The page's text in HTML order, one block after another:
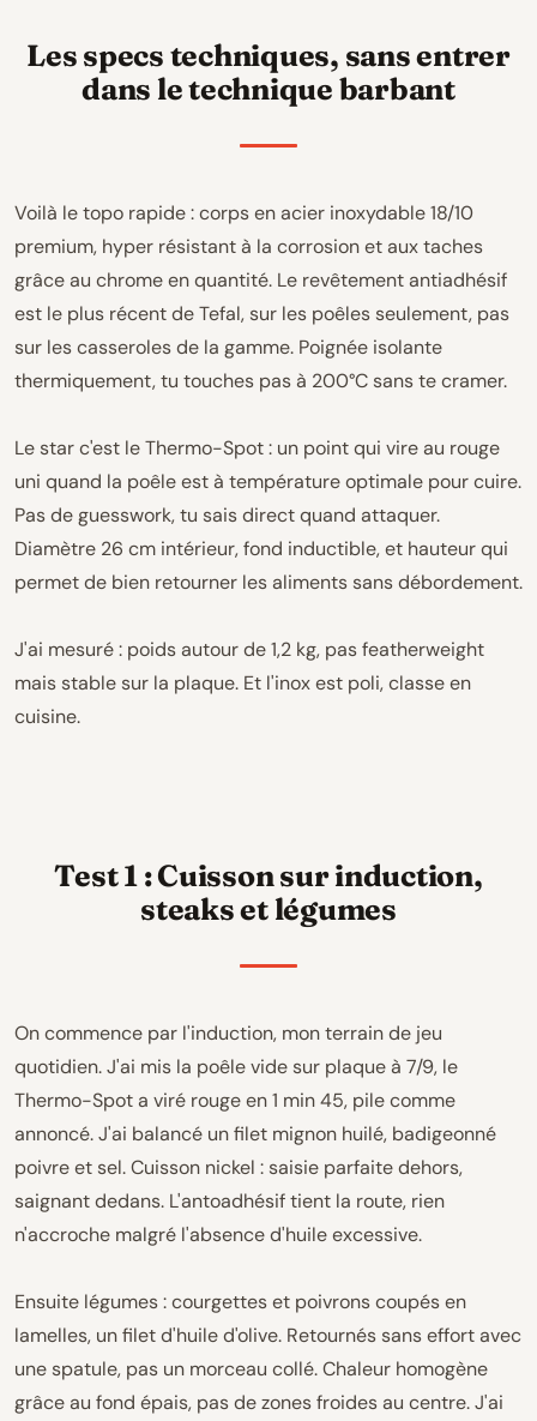
Les specs techniques, sans entrer
dans le technique barbant
Voilà le topo rapide : corps en acier inoxydable 18/10
premium, hyper résistant à la corrosion et aux taches
grâce au chrome en quantité. Le revêtement antiadhésif
est le plus récent de Tefal, sur les poêles seulement, pas
sur les casseroles de la gamme. Poignée isolante
thermiquement, tu touches pas à 200°C sans te cramer.
Le star c'est le Thermo-Spot : un point qui vire au rouge
uni quand la poêle est à température optimale pour cuire.
Pas de guesswork, tu sais direct quand attaquer.
Diamètre 26 cm intérieur, fond inductible, et hauteur qui
permet de bien retourner les aliments sans débordement.
J'ai mesuré : poids autour de 1,2 kg, pas featherweight
mais stable sur la plaque. Et l'inox est poli, classe en
cuisine.
Test 1 : Cuisson sur induction,
steaks et légumes
On commence par l'induction, mon terrain de jeu
quotidien. J'ai mis la poêle vide sur plaque à 7/9, le
Thermo-Spot a viré rouge en 1 min 45, pile comme
annoncé. J'ai balancé un filet mignon huilé, badigeonné
poivre et sel. Cuisson nickel : saisie parfaite dehors,
saignant dedans. L'antoadhésif tient la route, rien
n'accroche malgré l'absence d'huile excessive.
Ensuite légumes : courgettes et poivrons coupés en
lamelles, un filet d'huile d'olive. Retournés sans effort avec
une spatule, pas un morceau collé. Chaleur homogène
grâce au fond épais, pas de zones froides au centre. J'ai